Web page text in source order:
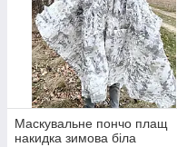
Маскувальне пончо плащ
накидка зимова біла